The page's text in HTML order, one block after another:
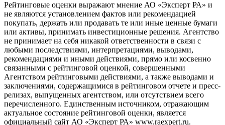
Рейтинговые оценки выражают мнение АО «Эксперт РА» и
не являются установлением фактов или рекомендацией
покупать, держать или продавать те или иные ценные бумаги
или активы, принимать инвестиционные решения. Агентство
не принимает на себя никакой ответственности в связи с
любыми последствиями, интерпретациями, выводами,
рекомендациями и иными действиями, прямо или косвенно
связанными с рейтинговой оценкой, совершенными
Агентством рейтинговыми действиями, а также выводами и
заключениями, содержащимися в рейтинговом отчете и пресс-
релизах, выпущенных агентством, или отсутствием всего
перечисленного. Единственным источником, отражающим
актуальное состояние рейтинговой оценки, является
официальный сайт АО «Эксперт РА» www.raexpert.ru.